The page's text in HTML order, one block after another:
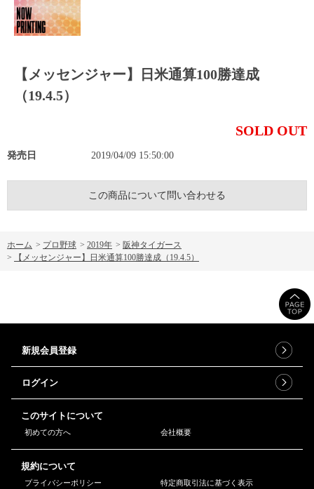
【メッセンジャー】日米通算100勝達成
（19.4.5）
SOLD OUT
発売日 2019/04/09 15:50:00
この商品について問い合わせる
ホーム > プロ野球 > 2019年 > 阪神タイガース
>
【メッセンジャー】日米通算100勝達成（19.4.5）
新規会員登録
ログイン
このサイトについて
初めての方へ 会社概要
規約について
プライバシーポリシー 特定商取引法に基づく表示